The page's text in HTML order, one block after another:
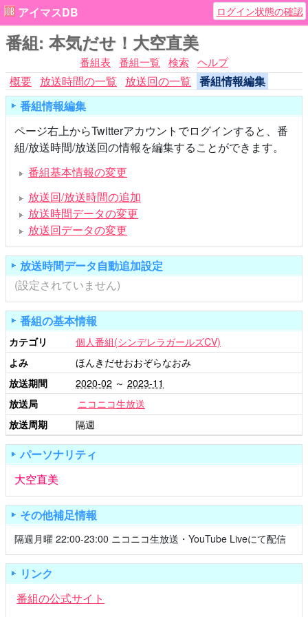
アイマスDB ログイン状態の確認
番組: 本気だせ！大空直美
番組表 番組一覧 検索 ヘルプ
概要 放送時間の一覧 放送回の一覧 番組情報編集
番組情報編集
ページ右上からTwitterアカウントでログインすると、番
組/放送時間/放送回の情報を編集することができます。
番組基本情報の変更
放送回/放送時間の追加
放送時間データの変更
放送回データの変更
放送時間データ自動追加設定
(設定されていません)
番組の基本情報
カテゴリ
個人番組(シンデレラガールズCV)
よみ
ほんきだせおおぞらなおみ
放送期間
2020-02 ～ 2023-11
放送局
ニコニコ生放送
放送周期
隔週
パーソナリティ
大空直美
その他補足情報
隔週月曜 22:00-23:00 ニコニコ生放送・YouTube Liveにて配信
リンク
番組の公式サイト